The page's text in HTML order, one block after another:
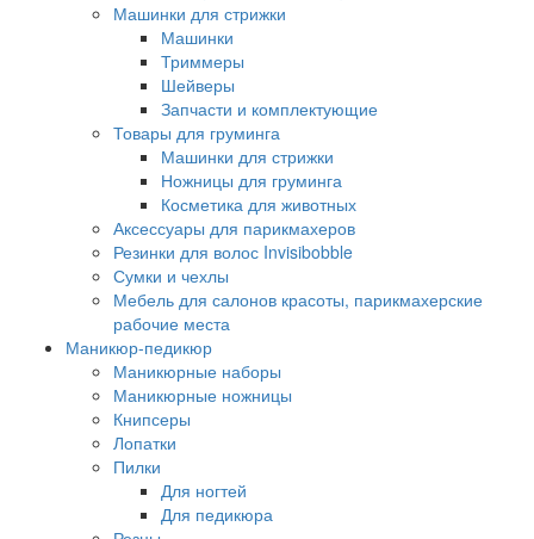
Машинки для стрижки
Машинки
Триммеры
Шейверы
Запчасти и комплектующие
Товары для груминга
Машинки для стрижки
Ножницы для груминга
Косметика для животных
Аксессуары для парикмахеров
Резинки для волос Invisibobble
Сумки и чехлы
Мебель для салонов красоты, парикмахерские
рабочие места
Маникюр-педикюр
Маникюрные наборы
Маникюрные ножницы
Книпсеры
Лопатки
Пилки
Для ногтей
Для педикюра